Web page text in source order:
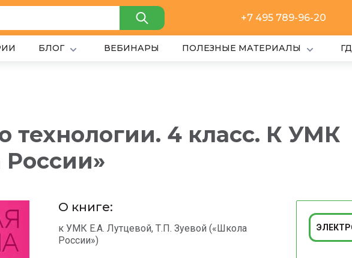
+7 495 789-96-20
БЛОГ ВЕБИНАРЫ ПОЛЕЗНЫЕ МАТЕРИАЛЫ
технологии. 4 класс. К УМК
О книге:
к УМК Е.А. Лутцевой, Т.П. Зуевой («Школа
России»)